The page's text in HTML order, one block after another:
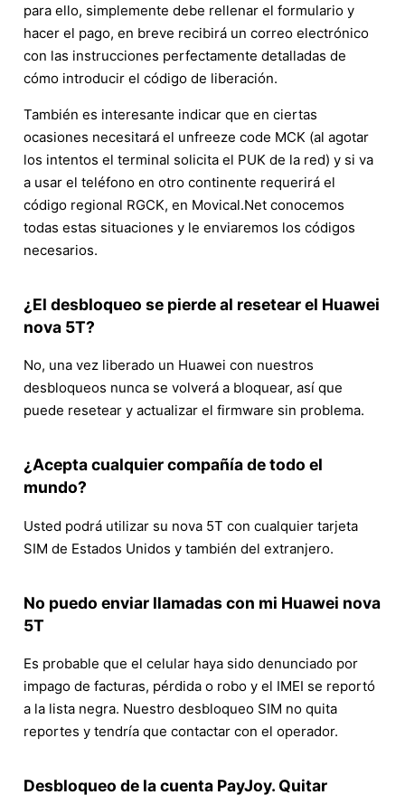
para ello, simplemente debe rellenar el formulario y
hacer el pago, en breve recibirá un correo electrónico
con las instrucciones perfectamente detalladas de
cómo introducir el código de liberación.
También es interesante indicar que en ciertas
ocasiones necesitará el unfreeze code MCK (al agotar
los intentos el terminal solicita el PUK de la red) y si va
a usar el teléfono en otro continente requerirá el
código regional RGCK, en Movical.Net conocemos
todas estas situaciones y le enviaremos los códigos
necesarios.
¿El desbloqueo se pierde al resetear el Huawei
nova 5T?
No, una vez liberado un Huawei con nuestros
desbloqueos nunca se volverá a bloquear, así que
puede resetear y actualizar el firmware sin problema.
¿Acepta cualquier compañía de todo el
mundo?
Usted podrá utilizar su nova 5T con cualquier tarjeta
SIM de Estados Unidos y también del extranjero.
No puedo enviar llamadas con mi Huawei nova
5T
Es probable que el celular haya sido denunciado por
impago de facturas, pérdida o robo y el IMEI se reportó
a la lista negra. Nuestro desbloqueo SIM no quita
reportes y tendría que contactar con el operador.
Desbloqueo de la cuenta PayJoy. Quitar